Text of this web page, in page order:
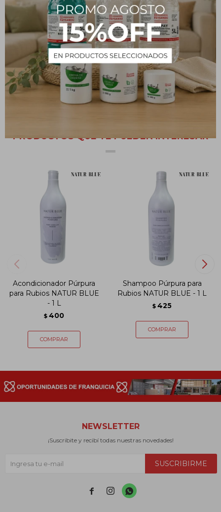
Formulado a base de manteca de cacao al 3%, que repara y
nutre los cabellos sensibilizados, secos y con frizz gracias a su alta
concentración de cacao y siliconas especiales.
Aplica luego del lavado con shampoo sobre el cabello húmedo,
dejar actuar unos minutos y enjuagar.
PRODUCTOS QUE TE PUEDEN INTERESAR
Acondicionador Púrpura
para Rubios NATUR BLUE
- 1 L
$ 400
Shampoo Púrpura para
Rubios NATUR BLUE - 1 L
$ 425
NEWSLETTER
¡Suscribite y recibí todas nuestras novedades!
SUSCRIBIRME
  